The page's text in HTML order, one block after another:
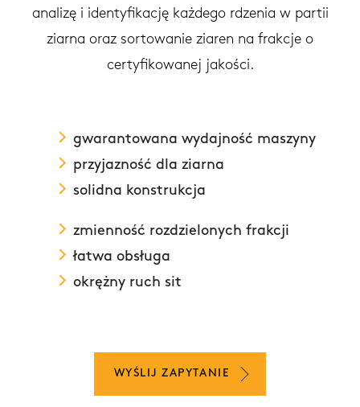
analizę i identyfikację każdego rdzenia w partii
ziarna oraz sortowanie ziaren na frakcje o
certyfikowanej jakości.
gwarantowana wydajność maszyny
przyjazność dla ziarna
solidna konstrukcja
zmienność rozdzielonych frakcji
łatwa obsługa
okrężny ruch sit
WYŚLIJ ZAPYTANIE